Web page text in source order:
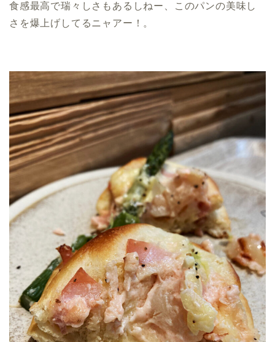
食感最高で瑞々しさもあるしねー、このパンの美味し
さを爆上げしてるニャアー！。